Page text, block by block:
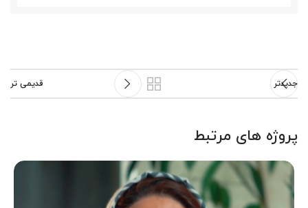
جدیدتر قدیمی تر
پروژه های مرتبط